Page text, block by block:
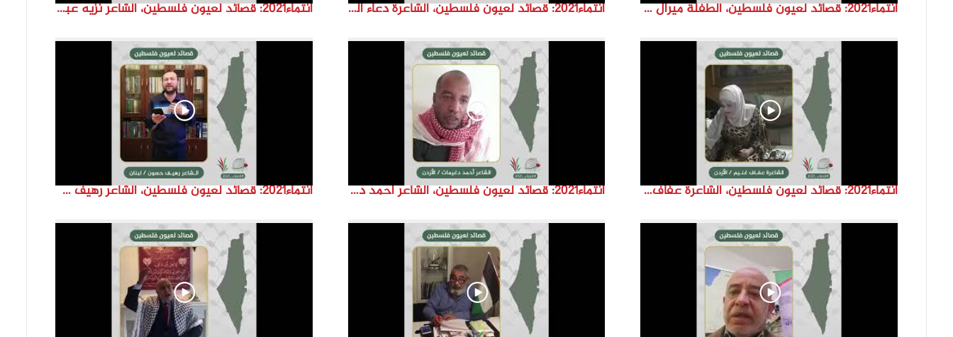
انتماء2021: قصائد لعيون فلسطين، الطفلة ميرال ليث اسعد، الاردن انتماء2021: قصائد لعيون فلسطين، الشاعرة دعاء البياتنة ، الاردن انتماء2021: قصائد لعيون فلسطين، الشاعر نزيه عبد الخالق، لبنان
انتماء2021: قصائد لعيون فلسطين، الشاعرة عفاف غنيم، الاردن انتماء2021: قصائد لعيون فلسطين، الشاعر احمد دغيمات، الاردن انتماء2021: قصائد لعيون فلسطين، الشاعر رهيف حسون، لبنان